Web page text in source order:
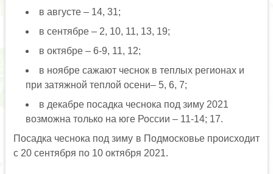
в августе – 14, 31;
в сентябре – 2, 10, 11, 13, 19;
в октябре – 6-9, 11, 12;
в ноябре сажают чеснок в теплых регионах и
при затяжной теплой осени– 5, 6, 7;
в декабре посадка чеснока под зиму 2021
возможна только на юге России – 11-14; 17.
Посадка чеснока под зиму в Подмосковье происходит
с 20 сентября по 10 октября 2021.